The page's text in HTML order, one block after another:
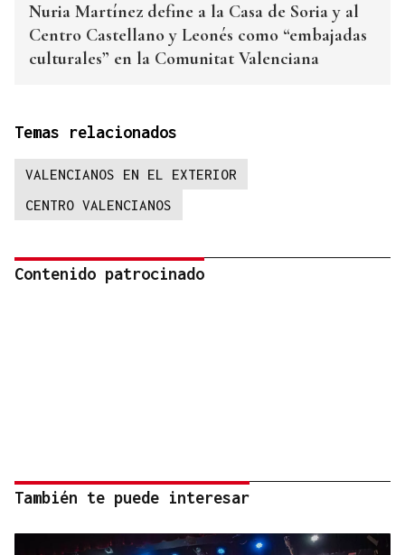
Nuria Martínez define a la Casa de Soria y al
Centro Castellano y Leonés como “embajadas
culturales” en la Comunitat Valenciana
Temas relacionados
VALENCIANOS EN EL EXTERIOR
CENTRO VALENCIANOS
Contenido patrocinado
También te puede interesar